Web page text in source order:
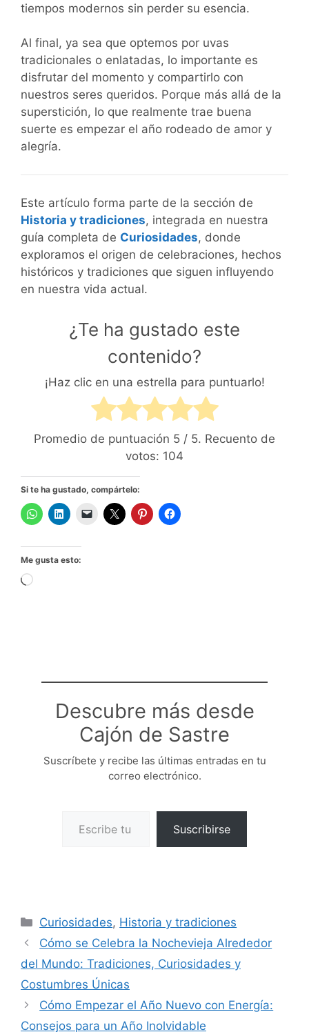
tiempos modernos sin perder su esencia.
Al final, ya sea que optemos por uvas
tradicionales o enlatadas, lo importante es
disfrutar del momento y compartirlo con
nuestros seres queridos. Porque más allá de la
superstición, lo que realmente trae buena
suerte es empezar el año rodeado de amor y
alegría.
Este artículo forma parte de la sección de
Historia y tradiciones, integrada en nuestra
guía completa de Curiosidades, donde
exploramos el origen de celebraciones, hechos
históricos y tradiciones que siguen influyendo
en nuestra vida actual.
¿Te ha gustado este
contenido?
¡Haz clic en una estrella para puntuarlo!
Promedio de puntuación 5 / 5. Recuento de
votos: 104
Si te ha gustado, compártelo:
Me gusta esto:
Cargando...
Descubre más desde
Cajón de Sastre
Suscríbete y recibe las últimas entradas en tu
correo electrónico.
Suscribirse
Categorías
Curiosidades, Historia y tradiciones
Cómo se Celebra la Nochevieja Alrededor
del Mundo: Tradiciones, Curiosidades y
Costumbres Únicas
Cómo Empezar el Año Nuevo con Energía:
Consejos para un Año Inolvidable